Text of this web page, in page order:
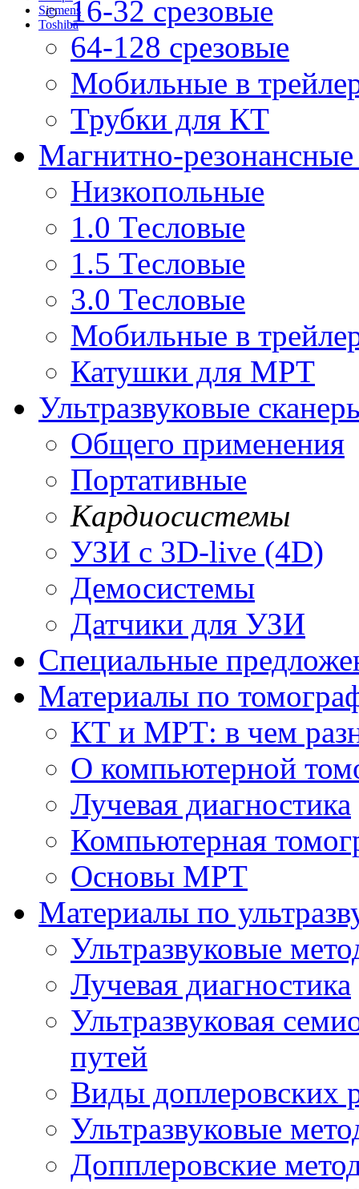
Siemens
Toshiba16-32 срезовые
64-128 срезовые
Мобильные в
Трубки для КТ
Магнитно-
Низкопольные
1.0 Тесловые
1.5 Тесловые
3.0 Тесловые
Мобильные в
Катушки для МРТ
Ультразвуковые
Общего применения
Портативные
Кардиосистемы
УЗИ с 3D-live (4D)
Демосистемы
Датчики для УЗИ
Cпециальные
Материалы по
КТ и МРТ: в чем
О компьютерной
Лучевая диагностика
Компьютерная
Основы МРТ
Материалы по
Ультразвуковые
Лучевая диагностика
Ультразвуковая
путей
Виды доплеровских
Ультразвуковые
Допплеровские